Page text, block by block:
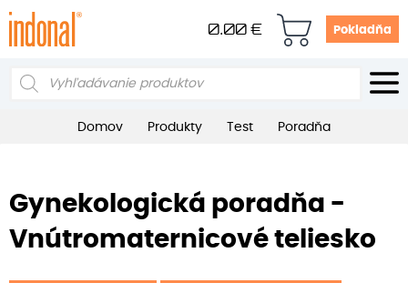
0.00 € Pokladňa
Products
Domov Produkty Test Poradňa
Gynekologická poradňa -
Vnútromaternicové teliesko